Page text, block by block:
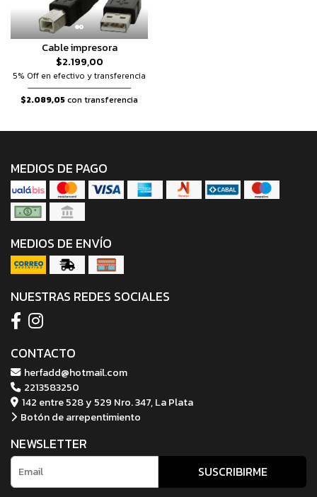
Cable impresora
$2.199,00
5% Off en efectivo y transferencia
$2.089,05con transferencia
MEDIOS DE PAGO
MEDIOS DE ENVÍO
NUESTRAS REDES SOCIALES
CONTACTO
herfadd@hotmail.com
2213583250
142 entre 528 y 529 Nro. 347, La Plata
Botón de arrepentimiento
NEWSLETTER
SUSCRIBIRME